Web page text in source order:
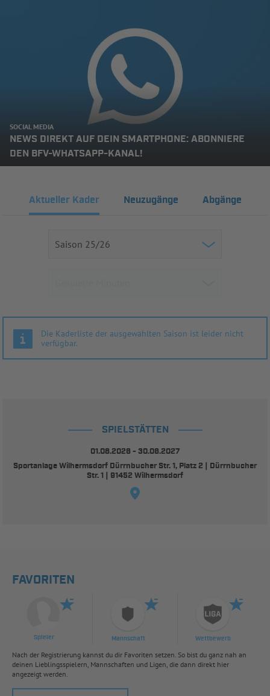
SOCIAL MEDIA
NEWS DIREKT AUF DEIN SMARTPHONE: ABONNIERE
DEN BFV-WHATSAPP-KANAL!
Aktueller Kader Neuzugänge Abgänge
Die Kaderliste der ausgewählten Saison ist leider nicht
verfügbar.
SPIELSTÄTTEN
01.08.2026 - 30.06.2027
Sportanlage Wilhermsdorf Dürrnbucher Str. 1, Platz 2 | Dürrnbucher
Str. 1 | 91452 Wilhermsdorf
FAVORITEN
Spieler Mannschaft Wettbewerb
Nach der Registrierung kannst du dir Favoriten setzen. So bist du ganz nah an
deinen Lieblingsspielern, Mannschaften und Ligen, die dann direkt hier
angezeigt werden.